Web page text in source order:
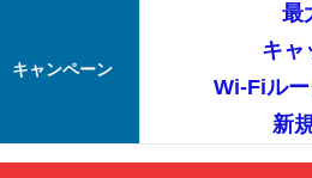
キャンペーン
最
キャ
Wi-Fiル
新